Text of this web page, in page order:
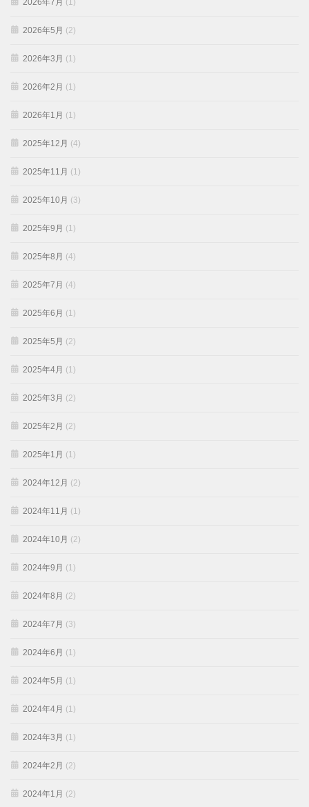
2026年7月 (1)
2026年5月 (2)
2026年3月 (1)
2026年2月 (1)
2026年1月 (1)
2025年12月 (4)
2025年11月 (1)
2025年10月 (3)
2025年9月 (1)
2025年8月 (4)
2025年7月 (4)
2025年6月 (1)
2025年5月 (2)
2025年4月 (1)
2025年3月 (2)
2025年2月 (2)
2025年1月 (1)
2024年12月 (2)
2024年11月 (1)
2024年10月 (2)
2024年9月 (1)
2024年8月 (2)
2024年7月 (3)
2024年6月 (1)
2024年5月 (1)
2024年4月 (1)
2024年3月 (1)
2024年2月 (2)
2024年1月 (2)